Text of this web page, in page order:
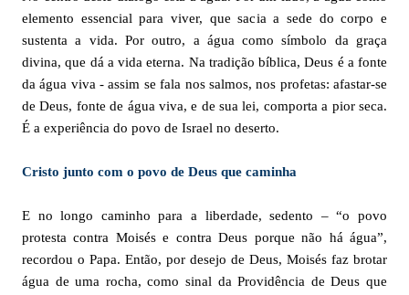
elemento essencial para viver, que sacia a sede do corpo e
sustenta a vida. Por outro, a água como símbolo da graça
divina, que dá a vida eterna. Na tradição bíblica, Deus é a fonte
da água viva - assim se fala nos salmos, nos profetas: afastar-se
de Deus, fonte de água viva, e de sua lei, comporta a pior seca.
É a experiência do povo de Israel no deserto.
Cristo junto com o povo de Deus que caminha
E no longo caminho para a liberdade, sedento – “o povo
protesta contra Moisés e contra Deus porque não há água”,
recordou o Papa. Então, por desejo de Deus, Moisés faz brotar
água de uma rocha, como sinal da Providência de Deus que